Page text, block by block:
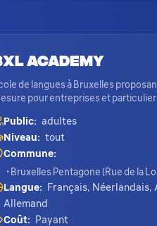
Academy
de langues à Bruxelles
pour entreprises et
Public: adultes
Niveau: tout
Commune:
• Bruxelles Pentagone (Rue de la
Langue:
Français, Néerlandais,
Allemand
Coût:
Payant